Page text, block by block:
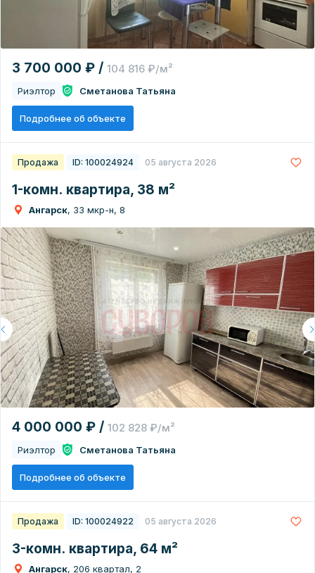
3 700 000 ₽ / 104 816 ₽/м²
Риэлтор Сметанова Татьяна
Подробнее об объекте
Продажа ID: 100024924 05 августа 2026
1-комн. квартира, 38 м²
Ангарск, 33 мкр-н, 8
4 000 000 ₽ / 102 828 ₽/м²
Риэлтор Сметанова Татьяна
Подробнее об объекте
Продажа ID: 100024922 05 августа 2026
3-комн. квартира, 64 м²
Ангарск, 206 квартал, 2